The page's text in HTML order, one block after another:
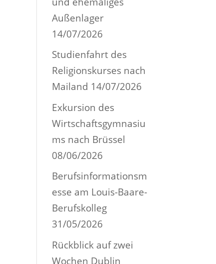
Außenlager
14/07/2026
Studienfahrt des
Religionskurses nach
Mailand 14/07/2026
Exkursion des
Wirtschaftsgymnasiu
ms nach Brüssel
08/06/2026
Berufsinformationsm
esse am Louis-Baare-
Berufskolleg
31/05/2026
Rückblick auf zwei
Wochen Dublin